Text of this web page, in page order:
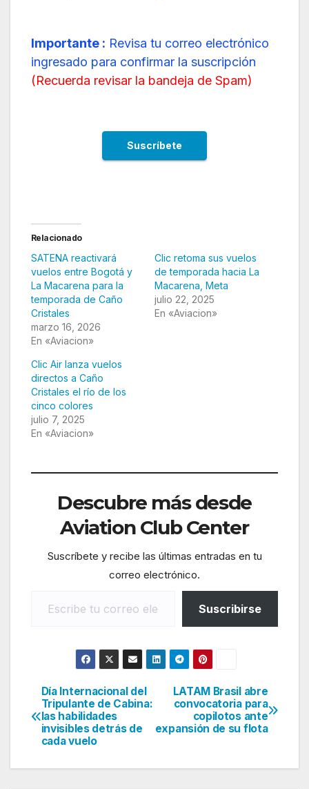
Importante : Revisa tu correo electrónico
ingresado para confirmar la suscripción
(Recuerda revisar la bandeja de Spam)
Relacionado
SATENA reactivará
vuelos entre Bogotá y
La Macarena para la
temporada de Caño
Cristales
marzo 16, 2026
En «Aviacion»
Clic retoma sus vuelos
de temporada hacia La
Macarena, Meta
julio 22, 2025
En «Aviacion»
Clic Air lanza vuelos
directos a Caño
Cristales el río de los
cinco colores
julio 7, 2025
En «Aviacion»
Descubre más desde
Aviation Club Center
Suscríbete y recibe las últimas entradas en tu
correo electrónico.
Suscribirse
Navegación
de
LATAM Brasil abre
convocatoria para
copilotos ante
expansión de su flota
Día Internacional del
Tripulante de Cabina:
las habilidades
invisibles detrás de
cada vuelo